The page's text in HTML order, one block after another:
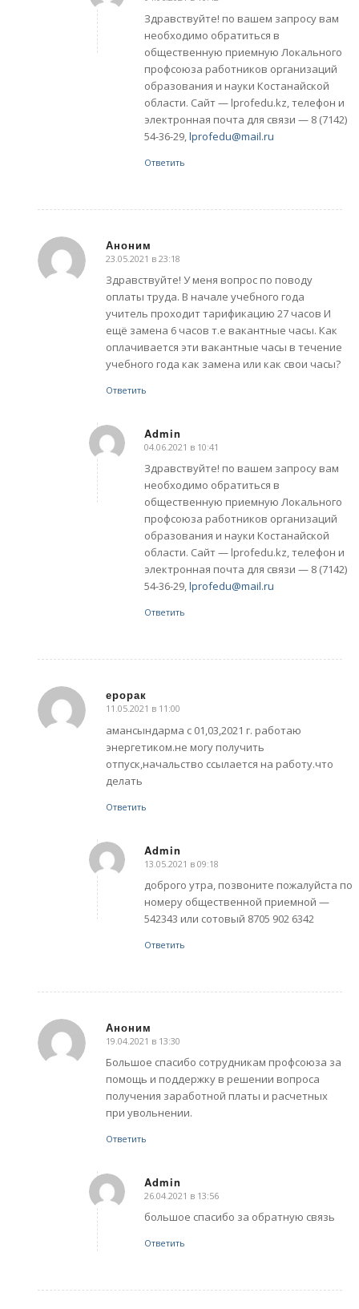
Здравствуйте! по вашем запросу вам
необходимо обратиться в
общественную приемную Локального
профсоюза работников организаций
образования и науки Костанайской
области. Сайт — lprofedu.kz, телефон и
электронная почта для связи — 8 (7142)
54-36-29,lprofedu@mail.ru
Ответить
Аноним
говорит:
23.05.2021 в 23:18
Здравствуйте! У меня вопрос по поводу
оплаты труда. В начале учебного года
учитель проходит тарификацию 27 часов И
ещё замена 6 часов т.е вакантные часы. Как
оплачивается эти вакантные часы в течение
учебного года как замена или как свои часы?
Ответить
Admin
говорит:
04.06.2021 в 10:41
Здравствуйте! по вашем запросу вам
необходимо обратиться в
общественную приемную Локального
профсоюза работников организаций
образования и науки Костанайской
области. Сайт — lprofedu.kz, телефон и
электронная почта для связи — 8 (7142)
54-36-29,lprofedu@mail.ru
Ответить
ерорак
говорит:
11.05.2021 в 11:00
амансындарма с 01,03,2021 г. работаю
энергетиком.не могу получить
отпуск,начальство ссылается на работу.что
делать
Ответить
Admin
говорит:
13.05.2021 в 09:18
доброго утра, позвоните пожалуйста по
номеру общественной приемной —
542343 или сотовый 8705 902 6342
Ответить
Аноним
говорит:
19.04.2021 в 13:30
Большое спасибо сотрудникам профсоюза за
помощь и поддержку в решении вопроса
получения заработной платы и расчетных
при увольнении.
Ответить
Admin
говорит:
26.04.2021 в 13:56
большое спасибо за обратную связь
Ответить